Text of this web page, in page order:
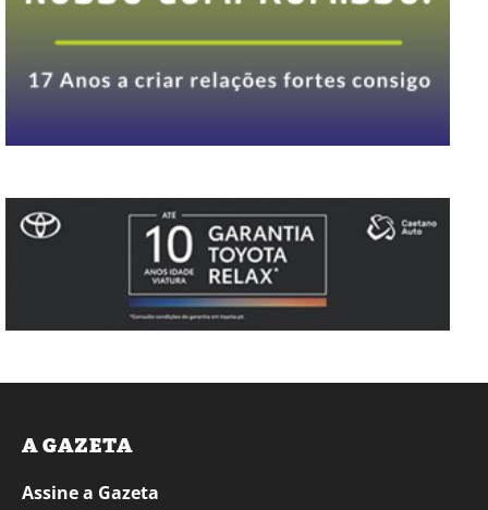
A GAZETA
Assine a Gazeta